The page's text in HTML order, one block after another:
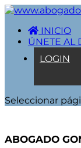
INICIO
ÚNETE AL
LOGIN
Seleccionar
Abogado